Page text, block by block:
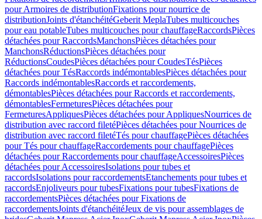
pour Armoires de distributionFixations pour nourrice de
distributionJoints d'étanchéitéGeberit MeplaTubes multicouches
pour eau potableTubes multicouches pour chauffageRaccordsPièces
détachées pour RaccordsManchonsPièces détachées pour
ManchonsRéductionsPièces détachées pour
RéductionsCoudesPièces détachées pour CoudesTésPièces
détachées pour TésRaccords indémontablesPièces détachées pour
Raccords indémontablesRaccords et raccordements,
démontablesPièces détachées pour Raccords et raccordements,
démontablesFermeturesPièces détachées pour
FermeturesAppliquesPièces détachées pour AppliquesNourrices de
distribution avec raccord filetéPièces détachées pour Nourrices de
distribution avec raccord filetéTés pour chauffagePièces détachées
pour Tés pour chauffageRaccordements pour chauffagePièces
détachées pour Raccordements pour chauffageAccessoiresPièces
détachées pour AccessoiresIsolations pour tubes et
raccordsIsolations pour raccordementsEtanchements pour tubes et
raccordsEnjoliveurs pour tubesFixations pour tubesFixations de
raccordementsPièces détachées pour Fixations de
raccordementsJoints d'étanchéitéJeux de vis pour assemblages de